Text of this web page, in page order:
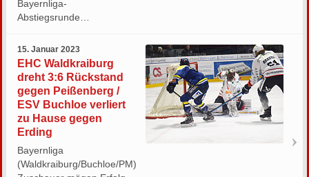
Bayernliga-
Abstiegsrunde…
15. Januar 2023
EHC Waldkraiburg
dreht 3:6 Rückstand
gegen Peißenberg /
ESV Buchloe verliert
zu Hause gegen
Erding
Bayernliga
(Waldkraiburg/Buchloe/PM)